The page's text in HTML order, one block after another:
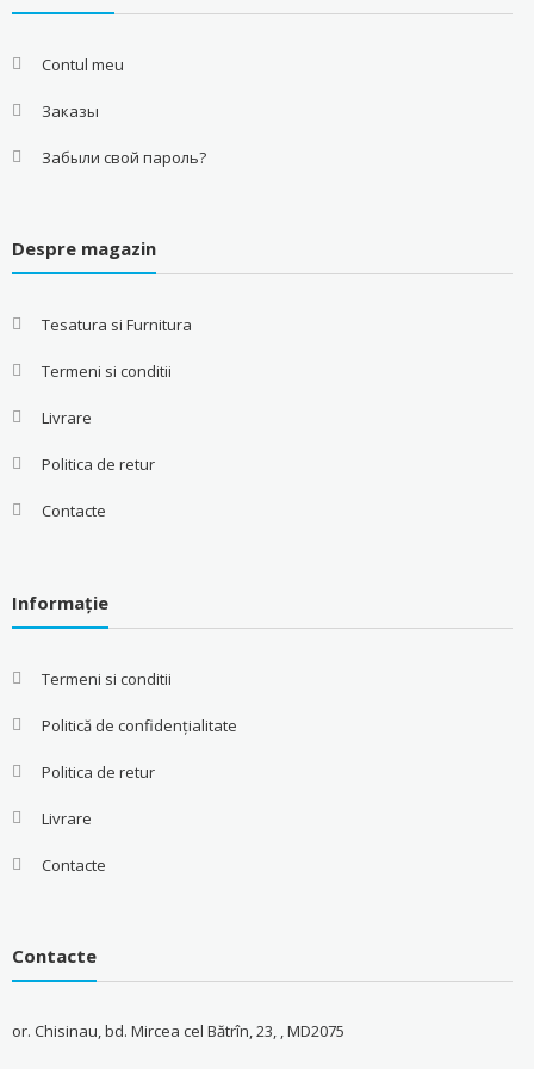
Contul meu
Заказы
Забыли свой пароль?
Despre magazin
Tesatura si Furnitura
Termeni si conditii
Livrare
Politica de retur
Contacte
Informație
Termeni si conditii
Politică de confidențialitate
Politica de retur
Livrare
Contacte
Contacte
or. Chisinau, bd. Mircea cel Bătrîn, 23, , MD2075